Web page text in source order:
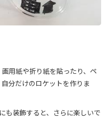
用紙や折り紙を貼ったり、ペ
分だけのロケットを作りま
も装飾すると、さらに楽しいで